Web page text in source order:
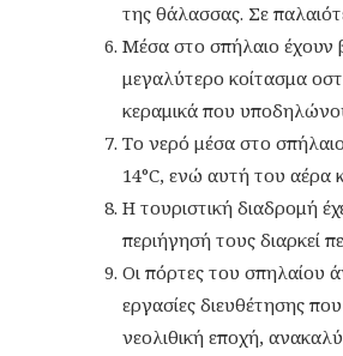
της θάλασσας. Σε
Μέσα στο σπήλαιο έχουν
μεγαλύτερο κοίτασμα
κεραμικά που
Το νερό μέσα στο
14°C, ενώ αυτή του αέρα
Η τουριστική διαδρομή
περιήγησή τους διαρκεί
Οι πόρτες του σπηλαίου
εργασίες διευθέτησης
νεολιθική εποχή,